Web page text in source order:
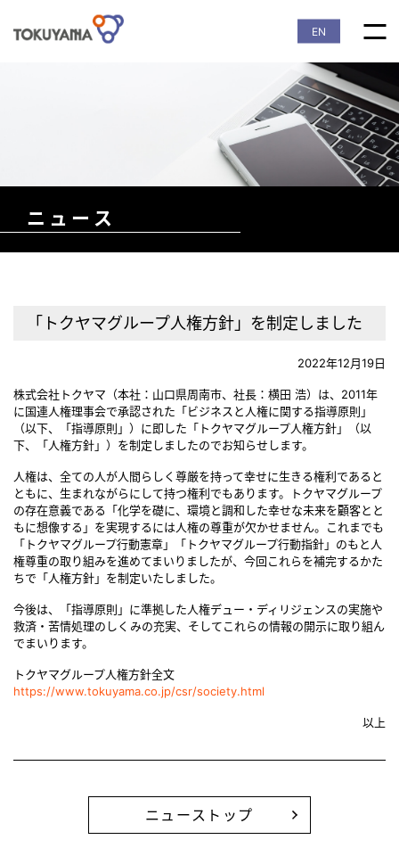
EN
ニュース
「トクヤマグループ人権方針」を制定しました
2022年12月19日
株式会社トクヤマ（本社：山口県周南市、社長：横田 浩）は、2011年
に国連人権理事会で承認された「ビジネスと人権に関する指導原則」
（以下、「指導原則」）に即した「トクヤマグループ人権方針」（以
下、「人権方針」）を制定しましたのでお知らせします。
人権は、全ての人が人間らしく尊厳を持って幸せに生きる権利であると
ともに、生まれながらにして持つ権利でもあります。トクヤマグループ
の存在意義である「化学を礎に、環境と調和した幸せな未来を顧客とと
もに想像する」を実現するには人権の尊重が欠かせません。これまでも
「トクヤマグループ行動憲章」「トクヤマグループ行動指針」のもと人
権尊重の取り組みを進めてまいりましたが、今回これらを補完するかた
ちで「人権方針」を制定いたしました。
今後は、「指導原則」に準拠した人権デュー・ディリジェンスの実施や
救済・苦情処理のしくみの充実、そしてこれらの情報の開示に取り組ん
でまいります。
トクヤマグループ人権方針全文
https://www.tokuyama.co.jp/csr/society.html
以上
ニューストップ